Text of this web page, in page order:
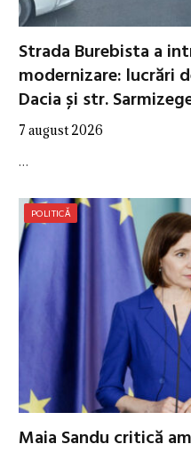
Strada Burebista a
modernizare: lucrări
Dacia și str.
7 august 2026
…
POLITICĂ
Maia Sandu critică